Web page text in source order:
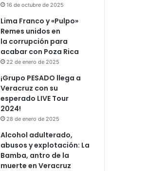
16 de octubre de 2025
Lima Franco y «Pulpo»
Remes unidos en
la corrupción para
acabar con Poza Rica
22 de enero de 2025
¡Grupo PESADO llega a
Veracruz con su
esperado LIVE Tour
2024!
28 de enero de 2025
Alcohol adulterado,
abusos y explotación: La
Bamba, antro de la
muerte en Veracruz